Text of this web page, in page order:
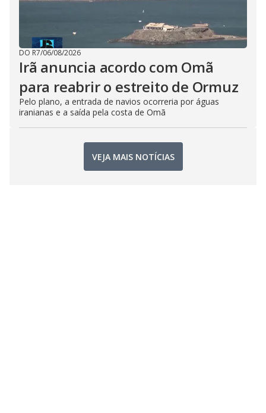
DO R7/06/08/2026
Irã anuncia acordo com Omã
para reabrir o estreito de Ormuz
Pelo plano, a entrada de navios ocorreria por águas
iranianas e a saída pela costa de Omã
VEJA MAIS NOTÍCIAS